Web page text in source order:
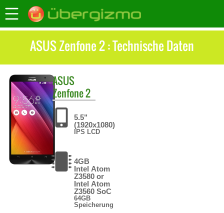
ASUS Zenfone 2 : Technische Daten
ASUS
Zenfone 2
5.5"
(1920x1080)
IPS LCD
4GB
Intel Atom
Z3580 or
Intel Atom
Z3560 SoC
64GB
Speicherung